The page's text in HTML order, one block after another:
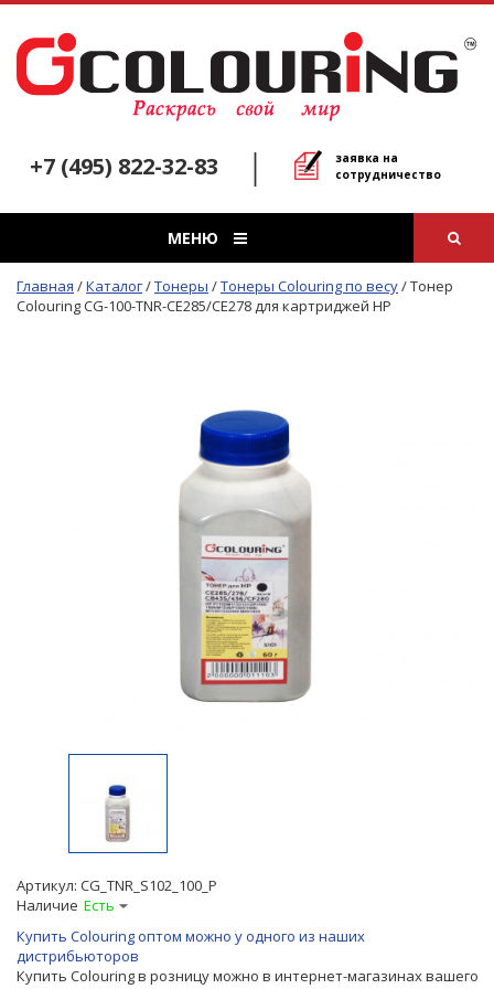
+7 (495) 822-32-83
заявка на
сотрудничество
МЕНЮ
Главная /Каталог/Тонеры /Тонеры Colouring по весу/Тонер
Colouring CG-100-TNR-CE285/CE278 для картриджей HP
Артикул: CG_TNR_S102_100_P
Наличие Есть
Купить Colouring оптом можно у одного из наших
дистрибьюторов
Купить Colouring в розницу можно в интернет-магазинах вашего